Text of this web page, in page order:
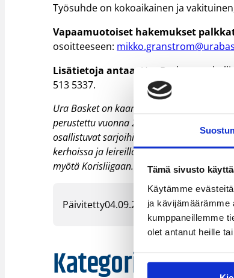
Tämä sivusto
Käytämme
ja kävijämäärämme
kumppaneillemme
olet antanut heille
Työsuhde on kokoaikainen ja
Vapaamuotoiset hakemukset
osoitteeseen:
Lisätietoja antaa: Ura Basket ry:n
513 5337.
Ura Basket on kaarinalainen koripallon
perustettu vuonna 2005. Seurassa on
osallistuvat sarjoihin niin
kerhoissa ja leireillä.
myötä Korisliigaan. Turun seudulla
Päivitetty04.09.2018
Kategoriat